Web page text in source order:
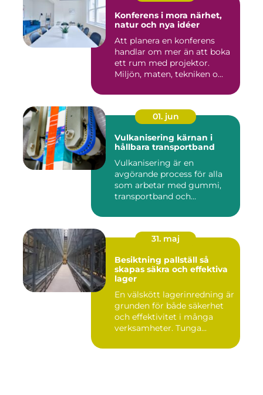
Konferens i mora närhet,
natur och nya idéer
Att planera en konferens
handlar om mer än att boka
ett rum med projektor.
Miljön, maten, tekniken o...
01. jun
Vulkanisering kärnan i
hållbara transportband
Vulkanisering är en
avgörande process för alla
som arbetar med gummi,
transportband och
31. maj
Besiktning pallställ så
skapas säkra och effektiva
lager
En välskött lagerinredning är
grunden för både säkerhet
och effektivitet i många
verksamheter. Tunga...